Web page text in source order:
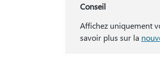
Conseil
Affichez uniquement
savoir plus sur la